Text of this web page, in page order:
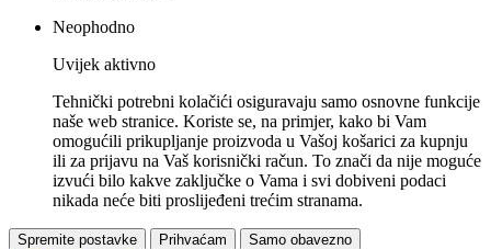
Neophodno
Uvijek aktivno
Tehnički potrebni kolačići osiguravaju samo osnovne funkcije
naše web stranice. Koriste se, na primjer, kako bi Vam
omogućili prikupljanje proizvoda u Vašoj košarici za kupnju
ili za prijavu na Vaš korisnički račun. To znači da nije moguće
izvući bilo kakve zaključke o Vama i svi dobiveni podaci
nikada neće biti proslijeđeni trećim stranama.
Spremite postavke Prihvaćam Samo obavezno